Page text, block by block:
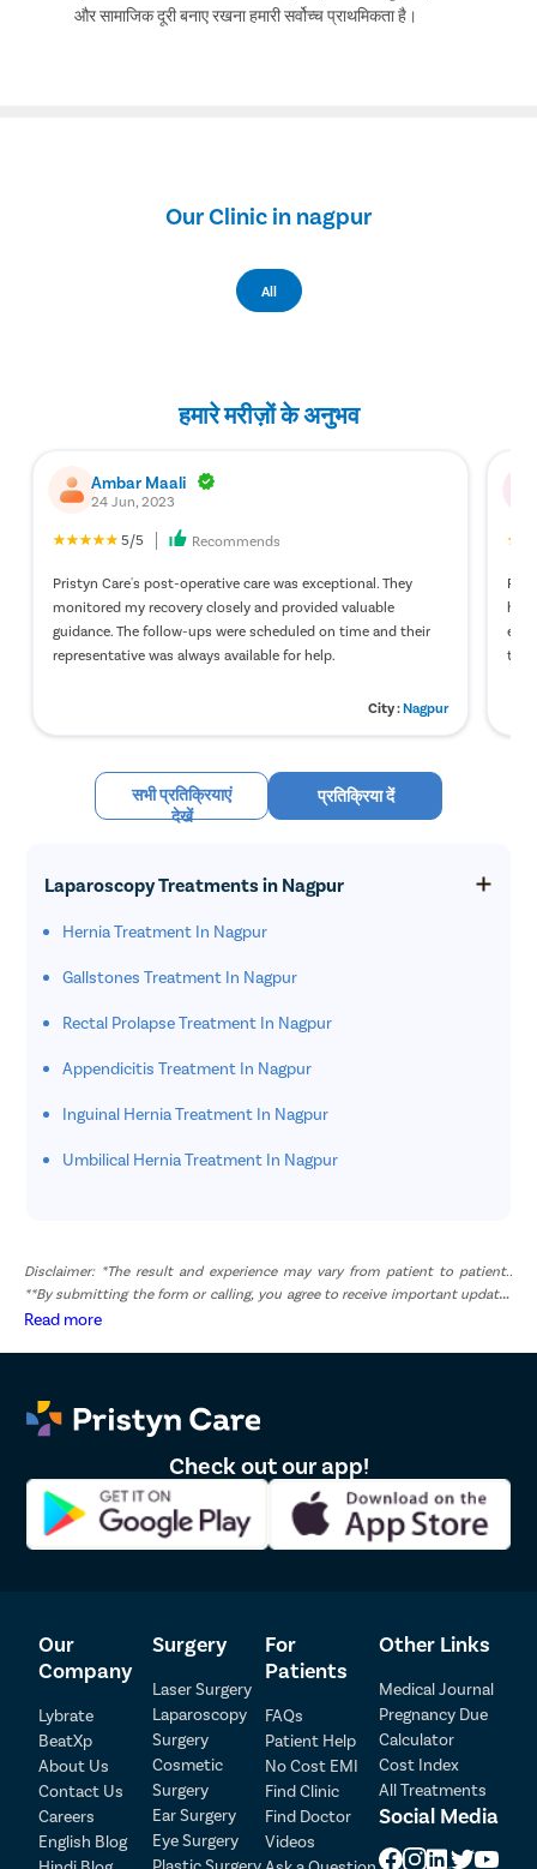
और सामाजिक दूरी बनाए रखना हमारी सर्वोच्च प्राथमिकता है।
Our Clinic in nagpur
All
हमारे मरीज़ों के अनुभव
Ambar Maali
24 Jun, 2023
5/5 Recommends
Pristyn Care's post-operative care was exceptional. They
monitored my recovery closely and provided valuable
guidance. The follow-ups were scheduled on time and their
representative was always available for help.
City :Nagpur
the
सभी प्रतिक्रियाएं
देखें
प्रतिक्रिया दें
Laparoscopy Treatments in Nagpur
Hernia Treatment In Nagpur
Gallstones Treatment In Nagpur
Rectal Prolapse Treatment In Nagpur
Appendicitis Treatment In Nagpur
Inguinal Hernia Treatment In Nagpur
Umbilical Hernia Treatment In Nagpur
Disclaimer: *The result and experience may vary from patient to patient..
**By submitting the form or calling, you agree to receive important updates
and marketing communications.
Read more
Check out our app!
Our
Company
Lybrate
BeatXp
About Us
Contact Us
Careers
English Blog
Surgery
Laser Surgery
Laparoscopy
Surgery
Cosmetic
Surgery
Ear Surgery
Eye Surgery
For
Patients
FAQs
Patient Help
No Cost EMI
Find Clinic
Find Doctor
Videos
Other Links
Medical Journal
Pregnancy Due
Calculator
Cost Index
All Treatments
Social Media
Patient Detail
Patient Name
OTP
Total Payable